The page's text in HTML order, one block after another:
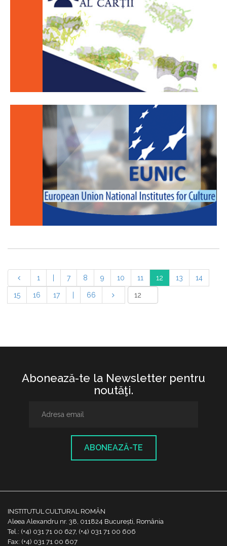
1 7 8 9 10 11 12 13 14
15 16 17 66
Abonează-te la Newsletter pentru
noutăţi.
ABONEAZĂ-TE
INSTITUTUL CULTURAL ROMÂN
Aleea Alexandru nr. 38, 011824 București, România
Tel.: (+4) 031 71 00 627, (+4) 031 71 00 606
Fax: (+4) 031 71 00 607